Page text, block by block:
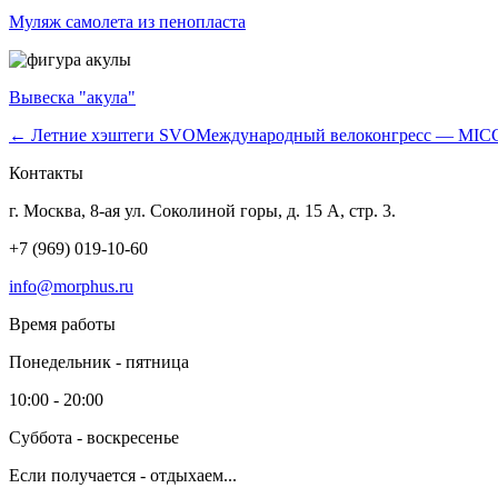
Муляж самолета из пенопласта
Вывеска "акула"
← Летние хэштеги SVOМеждународный велоконгресс —
Контакты
г. Москва, 8-ая ул. Соколиной горы, д. 15 А, стр. 3.
+7 (969) 019-10-60
info@morphus.ru
Время работы
Понедельник - пятница
10:00 - 20:00
Суббота - воскресенье
Если получается - отдыхаем...